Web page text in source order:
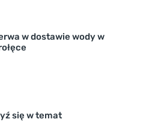
w dostawie wody w
się w temat